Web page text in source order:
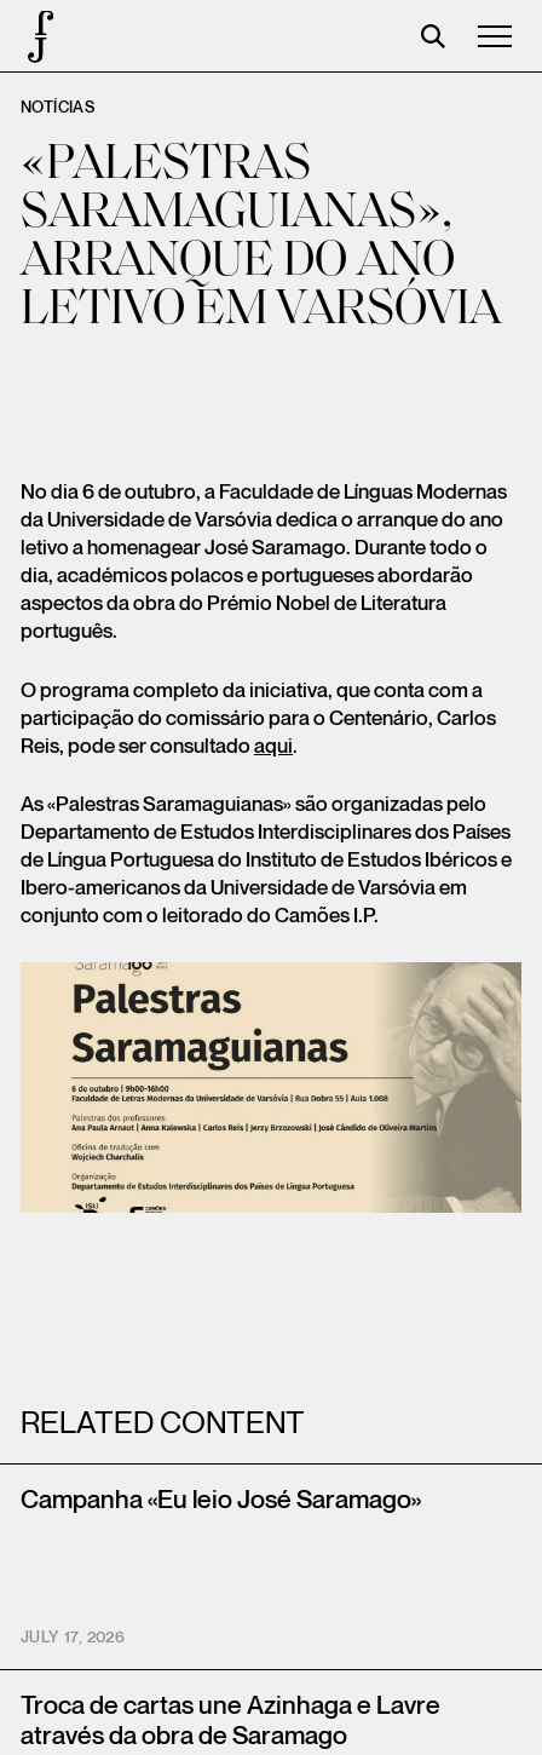
Foundation
Events
The foundation
Partners
Centenary
Login
NOTÍCIAS
«PALESTRAS
SARAMAGUIANAS»,
ARRANQUE DO ANO
LETIVO EM VARSÓVIA
No dia 6 de outubro, a Faculdade de Línguas Modernas
da Universidade de Varsóvia dedica o arranque do ano
letivo a homenagear José Saramago. Durante todo o
dia, académicos polacos e portugueses abordarão
aspectos da obra do Prémio Nobel de Literatura
português.
O programa completo da iniciativa, que conta com a
participação do comissário para o Centenário, Carlos
Reis, pode ser consultado aqui.
As «Palestras Saramaguianas» são organizadas pelo
Departamento de Estudos Interdisciplinares dos Países
de Língua Portuguesa do Instituto de Estudos Ibéricos e
Ibero-americanos da Universidade de Varsóvia em
conjunto com o leitorado do Camões I.P.
RELATED CONTENT
Campanha «Eu leio José Saramago»
JULY 17, 2026
Troca de cartas une Azinhaga e Lavre
através da obra de Saramago